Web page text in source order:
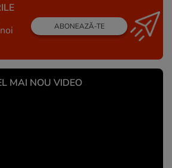
ABONEAZĂ-TE
MAI NOU VIDEO